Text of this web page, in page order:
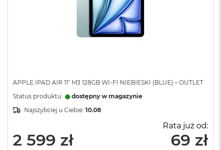
APPLE IPAD AIR 11" M3 128GB WI-FI NIEBIESKI (BLUE) – OUTLET
Status produktu:
dostępny w magazynie
Najszybciej u Ciebie: 10.08
2 599 zł
Rata już od:
69 zł